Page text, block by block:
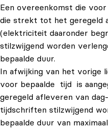
Een overeenkomst die
die strekt tot het geregeld
(elektriciteit daaronder
stilzwijgend worden
bepaalde duur.
In afwijking van het vorige
voor bepaalde tijd is
geregeld afleveren van
tijdschriften stilzwijgend
bepaalde duur van maximaal